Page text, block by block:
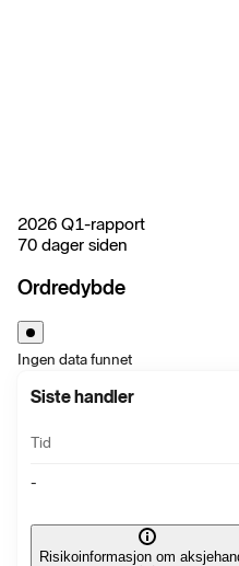
2026 Q1-rapport
70 dager siden
Ordredybde
Ingen data funnet
Siste handler
Tid
-
Risikoinformasjon om